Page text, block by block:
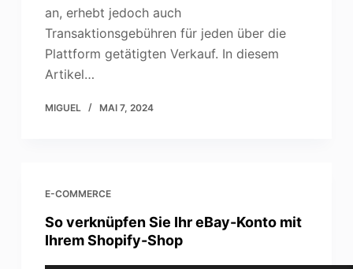
an, erhebt jedoch auch
Transaktionsgebühren für jeden über die
Plattform getätigten Verkauf. In diesem
Artikel…
MIGUEL MAI 7, 2024
E-COMMERCE
So verknüpfen Sie Ihr eBay-Konto mit
Ihrem Shopify-Shop